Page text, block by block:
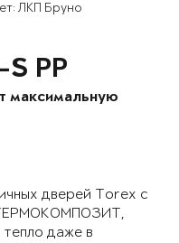
ЛКП Бруно
S PP
максимальную
дверей Torex с
ТЕРМОКОМПОЗИТ,
тепло даже в